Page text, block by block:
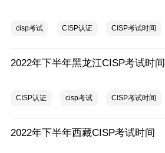
cisp考试 CISP认证 CISP考试时间
2022年下半年黑龙江CISP考试时间
CISP认证 cisp考试 CISP考试时间
2022年下半年西藏CISP考试时间